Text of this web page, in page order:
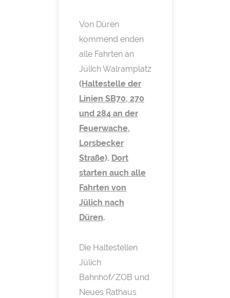
Von Düren
kommend enden
alle Fahrten an
Jülich Walramplatz
(Haltestelle der
Linien SB70, 270
und 284 an der
Feuerwache,
Lorsbecker
Straße). Dort
starten auch alle
Fahrten von
Jülich nach
Düren.
Die Haltestellen
Jülich
Bahnhof/ZOB und
Neues Rathaus